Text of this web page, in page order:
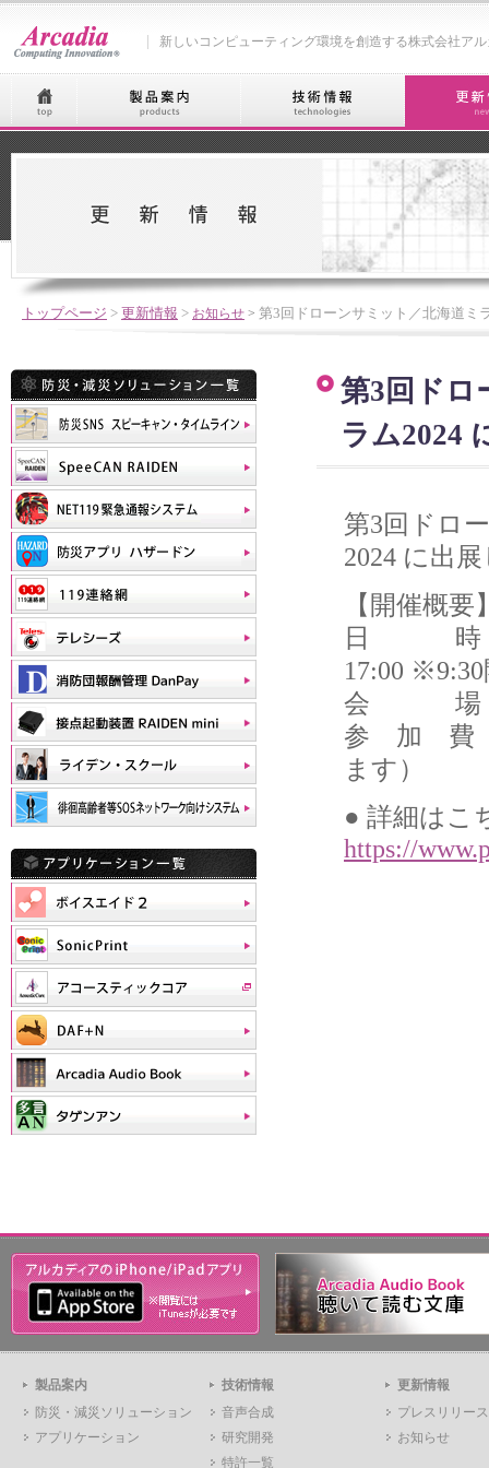
新しいコンピューティング環境を創造する株式会社ア
トップページ > 更新情報 > お知らせ > 第3回ドローンサミット／北海道ミ
第3回ドロ
ラム2024
第3回ドロ
2024 に出
【開催概要
日 時 ：
17:00
会 場 ：
参 加 費
ます）
● 詳細はこ
https://
製品案内
防災・減災ソリューション
アプリケーション
技術情報
音声合成
研究開発
特許一覧
更新情報
プレスリリース
お知らせ